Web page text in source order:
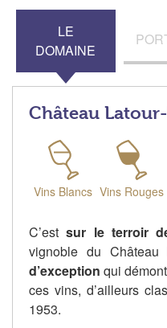
LE
DOMAINE
Château
Vins Blancs Vins Rouges
C’estsur le terroir
vignoble du Château
d’exception qui
ces vins, d’ailleurs
1953.